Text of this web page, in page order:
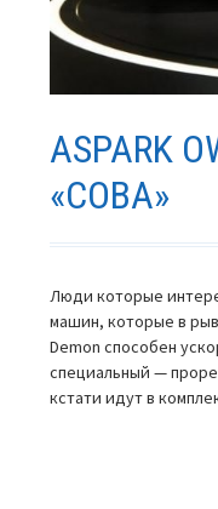
ASPARK
«СОВА»
Люди которые
машин, которые в
Demon способен
специальный —
кстати идут в